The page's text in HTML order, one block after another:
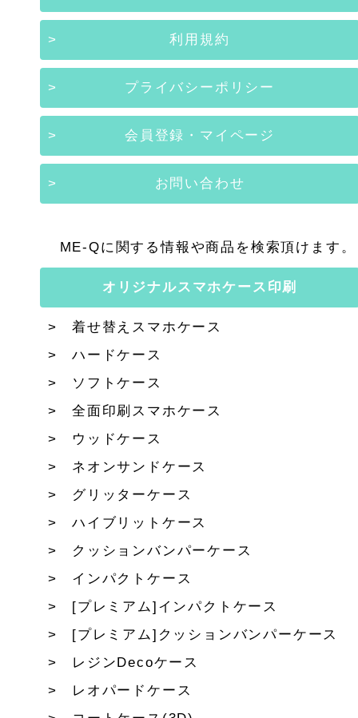
利用規約
プライバシーポリシー
会員登録・マイページ
お問い合わせ
ME-Qに関する情報や商品を検索頂けます。
オリジナルスマホケース印刷
着せ替えスマホケース
ハードケース
ソフトケース
全面印刷スマホケース
ウッドケース
ネオンサンドケース
グリッターケース
ハイブリットケース
クッションバンパーケース
インパクトケース
[プレミアム]インパクトケース
[プレミアム]クッションバンパーケース
レジンDecoケース
レオパードケース